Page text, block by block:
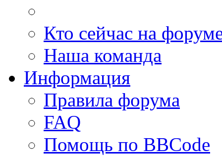
Кто сейчас на
Наша команда
Информация
Правила форума
FAQ
Помощь по BBCode